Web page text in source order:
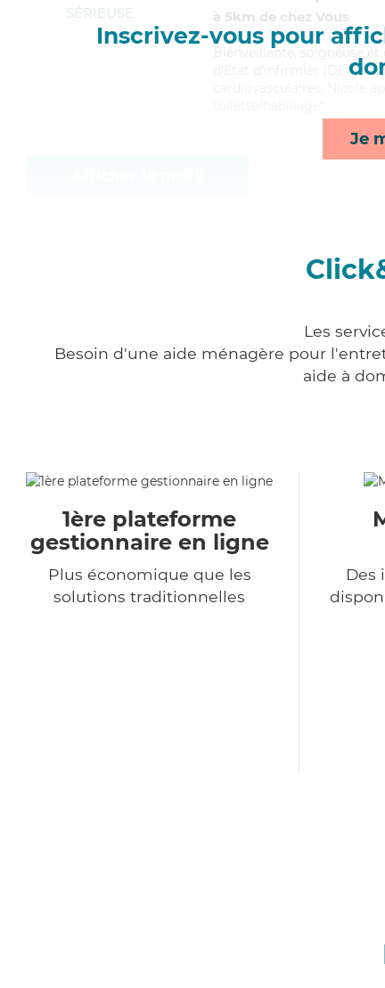
Inscrivez-vous pour
Je
SÉRIEUSE à 5km de chez Vous
Bienveillante
, soigneuse
d'Etat d'infirmier (DEI).
Les
Besoin d'une aide ménagère pour
aide à
1ère plateforme
gestionnaire en ligne
Plus économique que les
solutions traditionnelles
Des